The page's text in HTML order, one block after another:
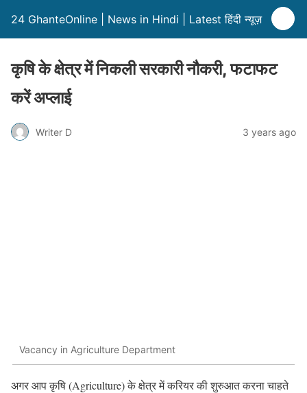
24 GhanteOnline | News in Hindi | Latest हिंदी न्यूज़
कृषि के क्षेत्र में निकली सरकारी नौकरी, फटाफट
करें अप्लाई
Writer D 3 years ago
Vacancy in Agriculture Department
अगर आप कृषि (Agriculture) के क्षेत्र में करियर की शुरुआत करना चाहते